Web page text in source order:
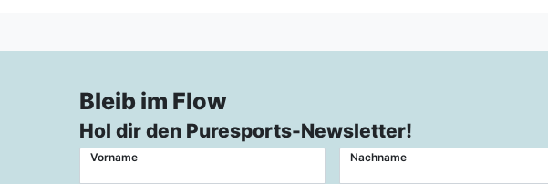
Bleib im Flow
Hol dir den Puresports-Newsletter!
Vorname Nachname